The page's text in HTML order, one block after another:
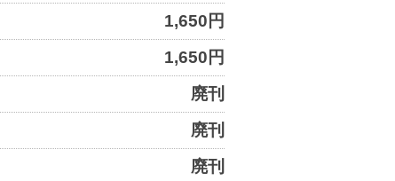
1,650円
1,650円
廃刊
廃刊
廃刊